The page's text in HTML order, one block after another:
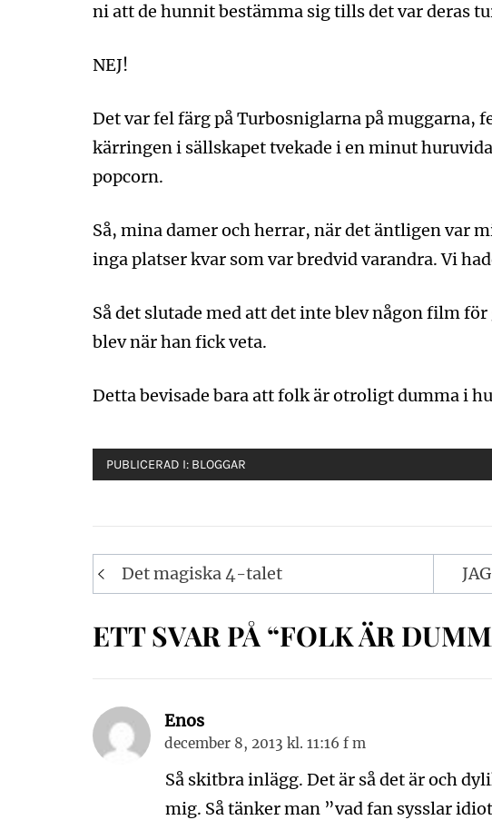
ni att de hunnit bestämma sig tills det var deras
NEJ!
Det var fel färg på Turbosniglarna på muggarna,
kärringen i sällskapet tvekade i en minut
popcorn.
Så, mina damer och herrar, när det äntligen var
inga platser kvar som var bredvid varandra. Vi
Så det slutade med att det inte blev någon film
blev när han fick veta.
Detta bevisade bara att folk är otroligt dumma i
PUBLICERAD I: BLOGGAR
Inläggsnavigering
Det magiska 4-talet
ETT SVAR PÅ “FOLK ÄR
Enos
december 8, 2013 kl. 11:16 f m
Så skitbra inlägg. Det är så det är och
mig. Så tänker man ”vad fan sysslar